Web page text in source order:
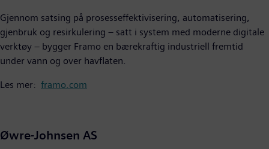
Gjennom satsing på prosesseffektivisering, automatisering,
gjenbruk og resirkulering – satt i system med moderne digitale
verktøy – bygger Framo en bærekraftig industriell fremtid
under vann og over havflaten.
Les mer: framo.com
Øwre-Johnsen AS